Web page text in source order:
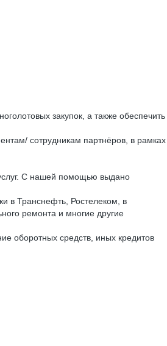
закупок, а также обеспечить
сотрудникам партнёров, в рамках
С нашей помощью выдано
в Транснефть, Ростелеком, в
ремонта и многие другие
оборотных средств, иных кредитов